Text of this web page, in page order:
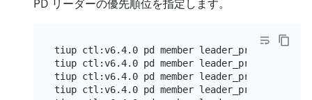
PD リーダーの優先順位を指定します。
tiup ctl:v6.4.0 pd member leader_priority  pd-
tiup ctl:v6.4.0 pd member leader_priority  pd-
tiup ctl:v6.4.0 pd member leader_priority  pd-
tiup ctl:v6.4.0 pd member leader_priority  pd-